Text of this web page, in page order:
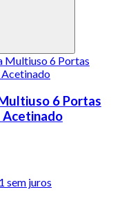
6 Portas
Acetinado
sem juros